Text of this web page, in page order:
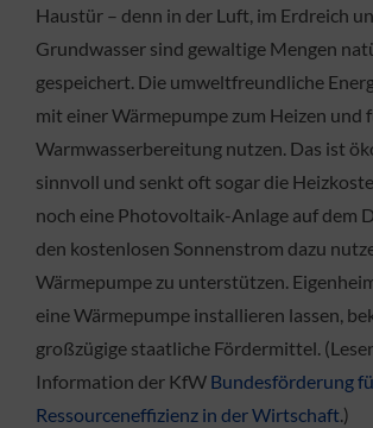
Haustür – denn in der Luft, im Erdreich
Grundwasser sind gewaltige Mengen
gespeichert. Die umweltfreundliche
mit einer Wärmepumpe zum Heizen und
Warmwasserbereitung nutzen. Das ist
sinnvoll und senkt oft sogar die
noch eine Photovoltaik-Anlage auf dem
den kostenlosen Sonnenstrom dazu
Wärmepumpe zu unterstützen.
eine Wärmepumpe installieren lassen,
großzügige staatliche Fördermittel.
Information der KfW Bundesförderung
Ressourceneffizienz in der Wirtschaft.)